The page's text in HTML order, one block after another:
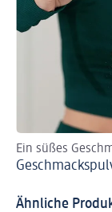
Ein süßes
Ähnliche